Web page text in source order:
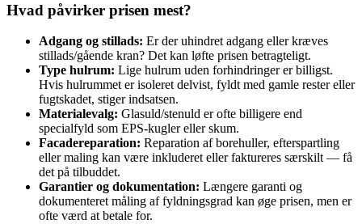
Hvad påvirker prisen mest?
Adgang og stillads: Er der uhindret adgang eller kræves
stillads/gående kran? Det kan løfte prisen betragteligt.
Type hulrum: Lige hulrum uden forhindringer er billigst.
Hvis hulrummet er isoleret delvist, fyldt med gamle rester eller
fugtskadet, stiger indsatsen.
Materialevalg: Glasuld/stenuld er ofte billigere end
specialfyld som EPS‑kugler eller skum.
Facadereparation: Reparation af borehuller, efterspartling
eller maling kan være inkluderet eller faktureres særskilt — få
det på tilbuddet.
Garantier og dokumentation: Længere garanti og
dokumenteret måling af fyldningsgrad kan øge prisen, men er
ofte værd at betale for.